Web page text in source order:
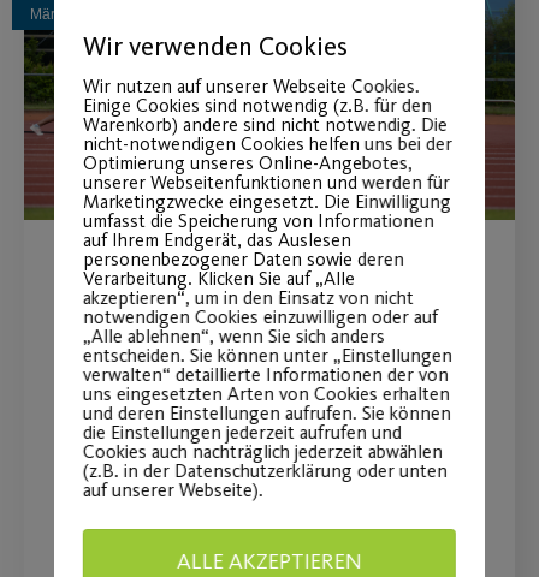
März
Restart Outdoor
Präventionskurse nach § 20
SGB V
Unsere Outdoor Präventionskurse am
Fitnesspark Ebensee starten wieder
Wir verwenden Cookies
Wir nutzen auf unserer Webseite Cookies.
Einige Cookies sind notwendig (z.B. für den
Warenkorb) andere sind nicht notwendig. Die
nicht-notwendigen Cookies helfen uns bei der
Optimierung unseres Online-Angebotes,
unserer Webseitenfunktionen und werden für
Marketingzwecke eingesetzt. Die Einwilligung
umfasst die Speicherung von Informationen
auf Ihrem Endgerät, das Auslesen
personenbezogener Daten sowie deren
Verarbeitung. Klicken Sie auf „Alle
akzeptieren“, um in den Einsatz von nicht
notwendigen Cookies einzuwilligen oder auf
„Alle ablehnen“, wenn Sie sich anders
entscheiden. Sie können unter „Einstellungen
verwalten“ detaillierte Informationen der von
uns eingesetzten Arten von Cookies erhalten
und deren Einstellungen aufrufen. Sie können
die Einstellungen jederzeit aufrufen und
Cookies auch nachträglich jederzeit abwählen
(z.B. in der Datenschutzerklärung oder unten
auf unserer Webseite).
ALLE AKZEPTIEREN